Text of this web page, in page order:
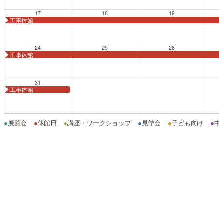
17
工事休館
18 19
24
工事休館
25 26
31
工事休館
●展覧会 ●休館日 ●講座・ワークショップ ● 見学会 ●子ども向け ●